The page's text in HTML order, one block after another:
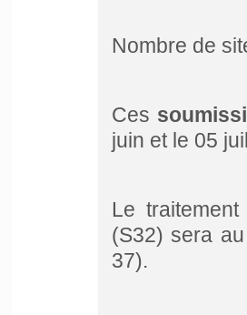
Nombre de
Ces
juin et le 05
Le
(S32) sera
37).